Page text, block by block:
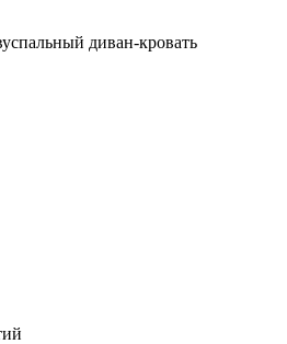
диван-кровать